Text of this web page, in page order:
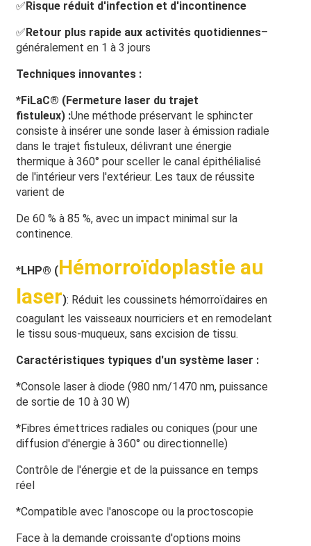
✅Risque réduit d'infection et d'incontinence
✅Retour plus rapide aux activités quotidiennes–
généralement en 1 à 3 jours
Techniques innovantes :
*FiLaC® (Fermeture laser du trajet
fistuleux) :Une méthode préservant le sphincter
consiste à insérer une sonde laser à émission radiale
dans le trajet fistuleux, délivrant une énergie
thermique à 360° pour sceller le canal épithélialisé
de l'intérieur vers l'extérieur. Les taux de réussite
varient de
De 60 % à 85 %, avec un impact minimal sur la
continence.
*LHP® (Hémorroïdoplastie au
laser): Réduit les coussinets hémorroïdaires en
coagulant les vaisseaux nourriciers et en remodelant
le tissu sous-muqueux, sans excision de tissu.
Caractéristiques typiques d'un système laser :
*Console laser à diode (980 nm/1470 nm, puissance
de sortie de 10 à 30 W)
*Fibres émettrices radiales ou coniques (pour une
diffusion d'énergie à 360° ou directionnelle)
Contrôle de l'énergie et de la puissance en temps
réel
*Compatible avec l'anoscope ou la proctoscopie
Face à la demande croissante d'options moins